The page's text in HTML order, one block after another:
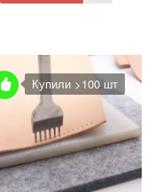
Купили >100 шт